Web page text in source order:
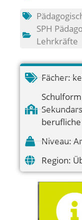
SPH
Lehrkräfte
Fächer:
Niveau:
Region: